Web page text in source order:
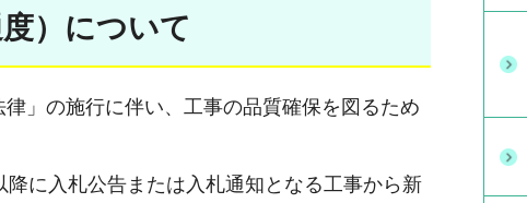
）について
」の施行に伴い、工事の品質確保を図るため
に入札公告または入札通知となる工事から新